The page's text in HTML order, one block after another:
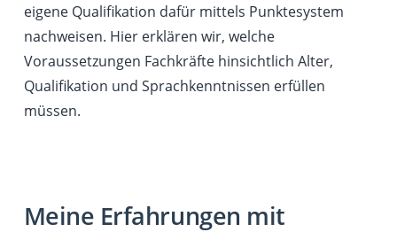
eigene Qualifikation dafür mittels Punktesystem
nachweisen. Hier erklären wir, welche
Voraussetzungen Fachkräfte hinsichtlich Alter,
Qualifikation und Sprachkenntnissen erfüllen
müssen.
Meine Erfahrungen mit